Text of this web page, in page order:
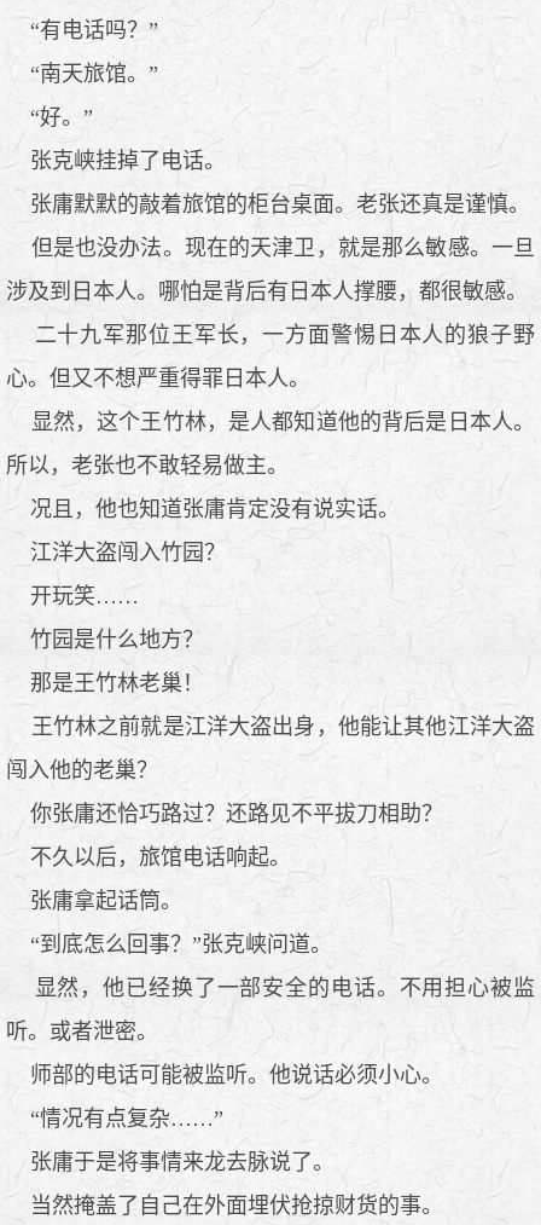
“有电话吗？”
“南天旅馆。”
“好。”
张克峡挂掉了电话。
张庸默默的敲着旅馆的柜台桌面。老张还真是谨慎。
但是也没办法。现在的天津卫，就是那么敏感。一旦
涉及到日本人。哪怕是背后有日本人撑腰，都很敏感。
二十九军那位王军长，一方面警惕日本人的狼子野
心。但又不想严重得罪日本人。
显然，这个王竹林，是人都知道他的背后是日本人。
所以，老张也不敢轻易做主。
况且，他也知道张庸肯定没有说实话。
江洋大盗闯入竹园？
开玩笑……
竹园是什么地方？
那是王竹林老巢！
王竹林之前就是江洋大盗出身，他能让其他江洋大盗
闯入他的老巢？
你张庸还恰巧路过？还路见不平拔刀相助？
不久以后，旅馆电话响起。
张庸拿起话筒。
“到底怎么回事？”张克峡问道。
显然，他已经换了一部安全的电话。不用担心被监
听。或者泄密。
师部的电话可能被监听。他说话必须小心。
“情况有点复杂……”
张庸于是将事情来龙去脉说了。
当然掩盖了自己在外面埋伏抢掠财货的事。